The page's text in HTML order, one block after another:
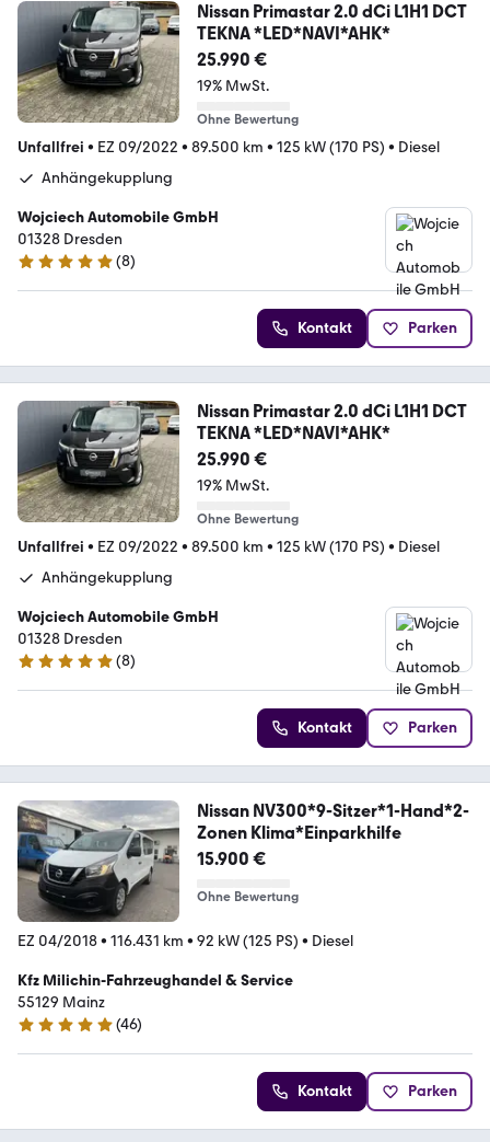
Nissan Primastar 2.0 dCi L1H1 DCT
TEKNA *LED*NAVI*AHK*
25.990 €
19% MwSt.
Ohne Bewertung
Unfallfrei • EZ 09/2022 • 89.500 km • 125 kW (170 PS) • Diesel
Anhängekupplung
Wojciech Automobile GmbH
01328 Dresden
5 Sterne
(8)
Kontakt Parken
Nissan Primastar 2.0 dCi L1H1 DCT
TEKNA *LED*NAVI*AHK*
25.990 €
19% MwSt.
Ohne Bewertung
Unfallfrei • EZ 09/2022 • 89.500 km • 125 kW (170 PS) • Diesel
Anhängekupplung
Wojciech Automobile GmbH
01328 Dresden
5 Sterne
(8)
Kontakt Parken
Nissan NV300*9-Sitzer*1-Hand*2-
Zonen Klima*Einparkhilfe
15.900 €
Ohne Bewertung
EZ 04/2018• 116.431 km • 92 kW (125 PS) • Diesel
Kfz Milichin-Fahrzeughandel & Service
55129 Mainz
5 Sterne
(46)
Kontakt Parken